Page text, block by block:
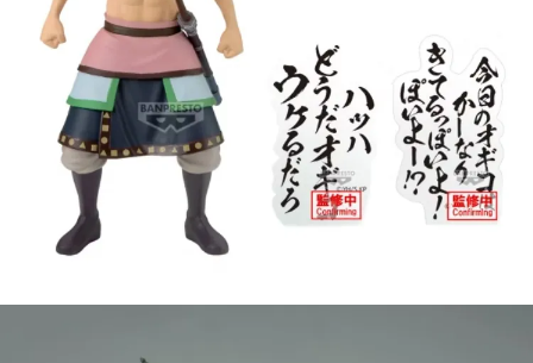
預購-宅配(離島)(舊)
每筆NT$160，滿NT$3,000(含以上)免運費
東海門市自取，需自備購物袋取貨唷。
免運費